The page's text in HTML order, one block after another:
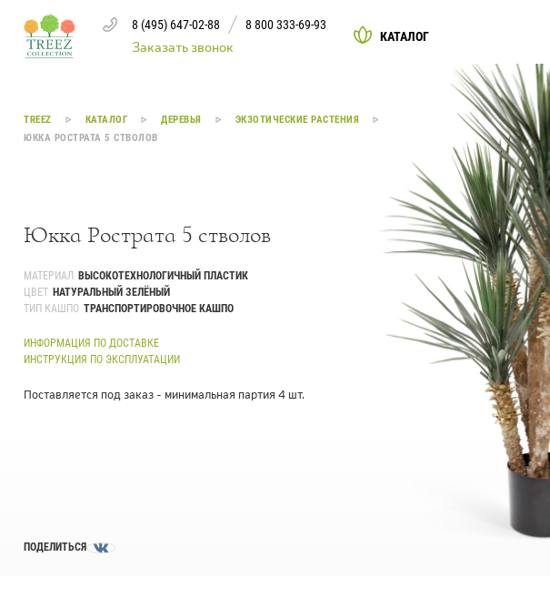
8 (495) 647-02-88 8 800 333-69-93
Заказать звонок
КАТАЛОГ
Каталог
Растения, кусты, мох и трава
Ампельные растения
Кашпо 256
Дизайнерские композиции
Цветы
TREEZ КАТАЛОГ ДЕРЕВЬЯ
ЭКЗОТИЧЕСКИЕ РАСТЕНИЯ
ЮККА РОСТРАТА 5 СТВОЛОВ
Юкка Рострата 5 стволов
МАТЕРИАЛ ВЫСОКОТЕХНОЛОГИЧНЫЙ ПЛАСТИК
ЦВЕТ НАТУРАЛЬНЫЙ ЗЕЛЁНЫЙ
ТИП КАШПО ТРАНСПОРТИРОВОЧНОЕ КАШПО
ИНФОРМАЦИЯ ПО ДОСТАВКЕ
ИНСТРУКЦИЯ ПО ЭКСПЛУАТАЦИИ
Поставляется под заказ - минимальная партия 4 шт.
ПОДЕЛИТЬСЯ